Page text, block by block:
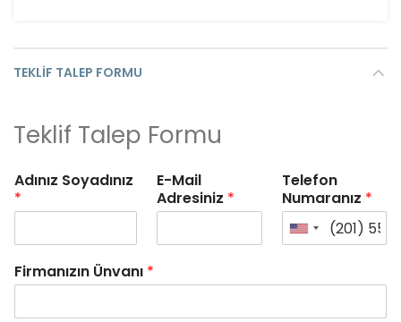
TEKLIF TALEP FORMU
Teklif Talep Formu
Adınız Soyadınız
*
E-Mail
Adresiniz *
Telefon
Numaranız *
Firmanızın Ünvanı *